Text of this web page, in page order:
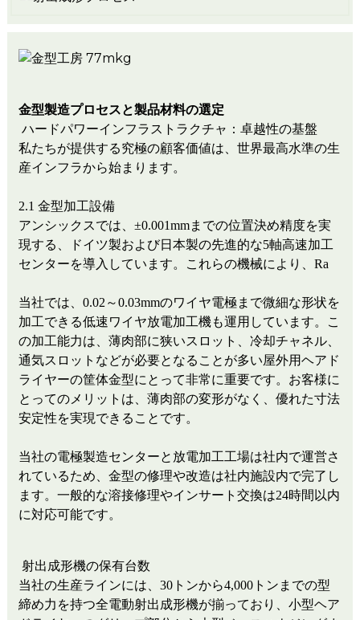
金型製造プロセスと製品材料の選定
ハードパワーインフラストラクチャ：卓越性の基盤
私たちが提供する究極の顧客価値は、世界最高水準の生
産インフラから始まります。
2.1 金型加工設備
アンシックスでは、±0.001mmまでの位置決め精度を実
現する、ドイツ製および日本製の先進的な5軸高速加工
センターを導入しています。これらの機械により、Ra
当社では、0.02～0.03mmのワイヤ電極まで微細な形状を
加工できる低速ワイヤ放電加工機も運用しています。こ
の加工能力は、薄肉部に狭いスロット、冷却チャネル、
通気スロットなどが必要となることが多い屋外用ヘアド
ライヤーの筐体金型にとって非常に重要です。お客様に
とってのメリットは、薄肉部の変形がなく、優れた寸法
安定性を実現できることです。
当社の電極製造センターと放電加工工場は社内で運営さ
れているため、金型の修理や改造は社内施設内で完了し
ます。一般的な溶接修理やインサート交換は24時間以内
に対応可能です。
射出成形機の保有台数
当社の生産ラインには、30トンから4,000トンまでの型
締め力を持つ全電動射出成形機が揃っており、小型ヘア